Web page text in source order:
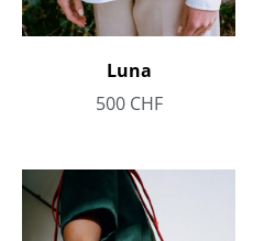
Luna
500 CHF